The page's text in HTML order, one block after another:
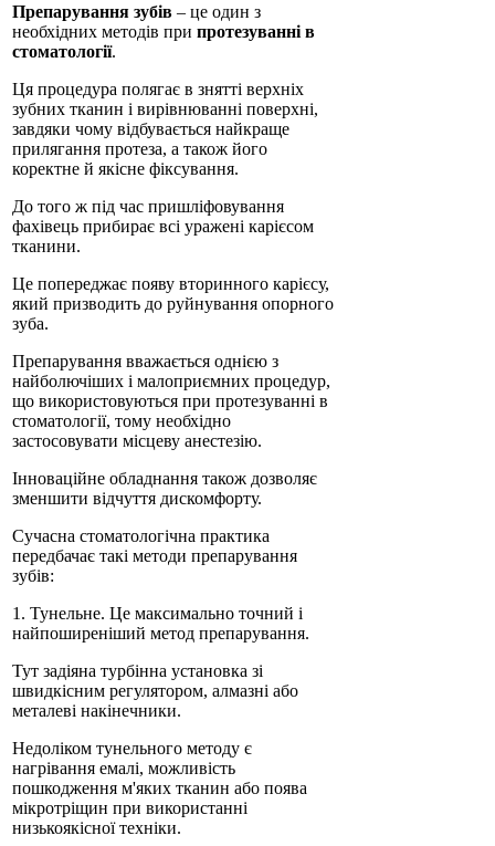
Препарування зубів – це один з
необхідних методів при протезуванні в
стоматології.
Ця процедура полягає в знятті верхніх
зубних тканин і вирівнюванні поверхні,
завдяки чому відбувається найкраще
прилягання протеза, а також його
коректне й якісне фіксування.
До того ж під час пришліфовування
фахівець прибирає всі уражені карієсом
тканини.
Це попереджає появу вторинного карієсу,
який призводить до руйнування опорного
зуба.
Препарування вважається однією з
найболючіших і малоприємних процедур,
що використовуються при протезуванні в
стоматології, тому необхідно
застосовувати місцеву анестезію.
Інноваційне обладнання також дозволяє
зменшити відчуття дискомфорту.
Сучасна стоматологічна практика
передбачає такі методи препарування
зубів:
1. Тунельне. Це максимально точний і
найпоширеніший метод препарування.
Тут задіяна турбінна установка зі
швидкісним регулятором, алмазні або
металеві накінечники.
Недоліком тунельного методу є
нагрівання емалі, можливість
пошкодження м'яких тканин або поява
мікротріщин при використанні
низькоякісної техніки.